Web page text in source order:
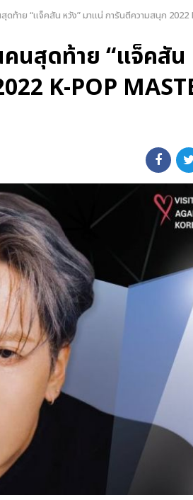
ดท้าย “แจ็คสัน หวัง” มาแน่ การันตีความสนุก
นสุดท้าย “แจ็คสัน
K-POP